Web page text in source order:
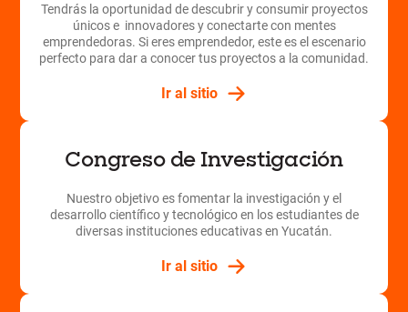
Tendrás la oportunidad de descubrir y consumir proyectos
únicos e innovadores y conectarte con mentes
emprendedoras. Si eres emprendedor, este es el escenario
perfecto para dar a conocer tus proyectos a la comunidad.
Ir al sitio
Congreso de Investigación
Nuestro objetivo es fomentar la investigación y el
desarrollo científico y tecnológico en los estudiantes de
diversas instituciones educativas en Yucatán.
Ir al sitio